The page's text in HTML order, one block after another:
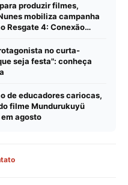
produzir filmes,
mobiliza campanha
Resgate 4: Conexão
no curta-
seja festa": conheça
de educadores cariocas,
filme Mundurukuyü
agosto